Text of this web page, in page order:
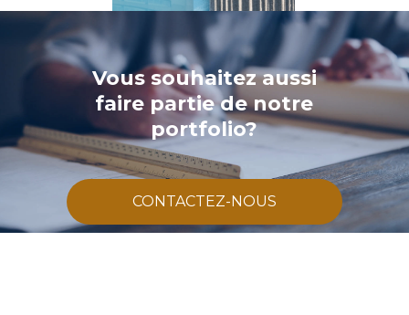
Vous souhaitez aussi
faire partie de notre
portfolio?
CONTACTEZ-NOUS